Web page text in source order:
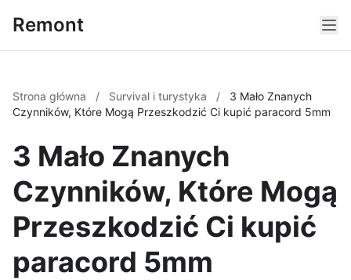
Remont
Strona główna / Survival i turystyka /
3 Mało Znanych
Czynników, Które Mogą Przeszkodzić Ci kupić paracord 5mm
3 Mało Znanych
Czynników, Które Mogą
Przeszkodzić Ci kupić
paracord 5mm